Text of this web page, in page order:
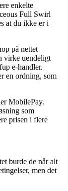
enkelte
Full Swirl
at du ikke er i
på nettet
virke uendeligt
e-handler.
en ordning, som
MobilePay.
som
prisen i flere
burde de når alt
men det